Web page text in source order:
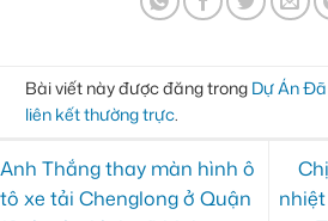
Bài viết này được đăng trong Dự Án
liên kết thường trực
Anh Thắng thay màn hình ô
tô xe tải Chenglong ở Quận